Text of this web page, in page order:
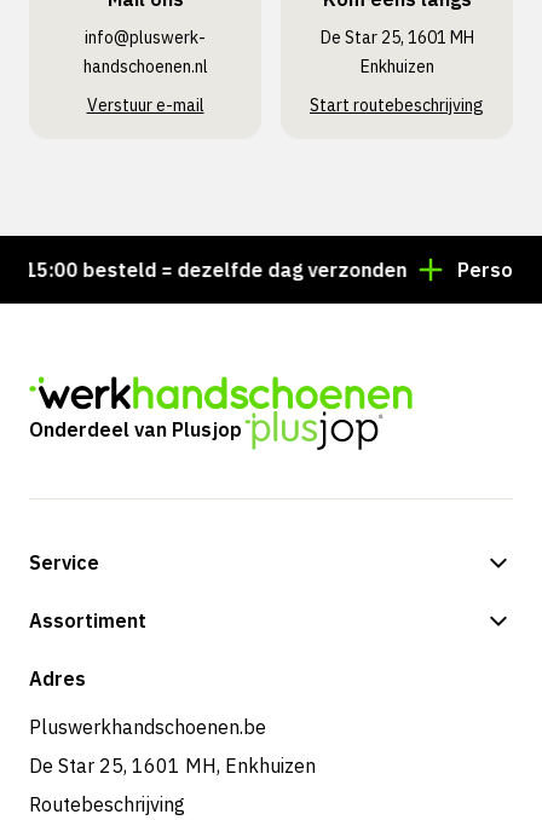
info@pluswerk­
handschoenen.nl
Verstuur e-mail
De Star 25, 1601 MH
Enkhuizen
Start routebeschrijving
besteld = dezelfde dag verzonden Persoonlijk
Onderdeel van Plusjop
Service
Betalingsmogelijkheden
Retouren & service
Assortiment
Shop
Adres
Pluswerkhandschoenen.be
De Star 25, 1601 MH, Enkhuizen
Routebeschrijving